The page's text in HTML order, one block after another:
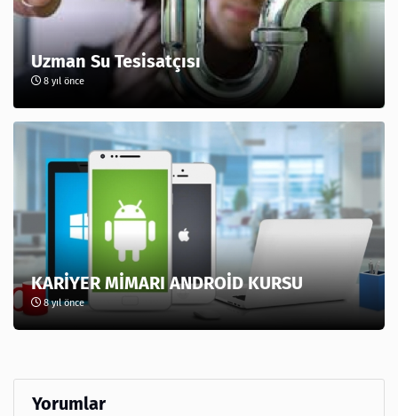
Uzman Su Tesisatçısı
8 yıl önce
KARİYER MİMARI ANDROİD KURSU
8 yıl önce
Yorumlar